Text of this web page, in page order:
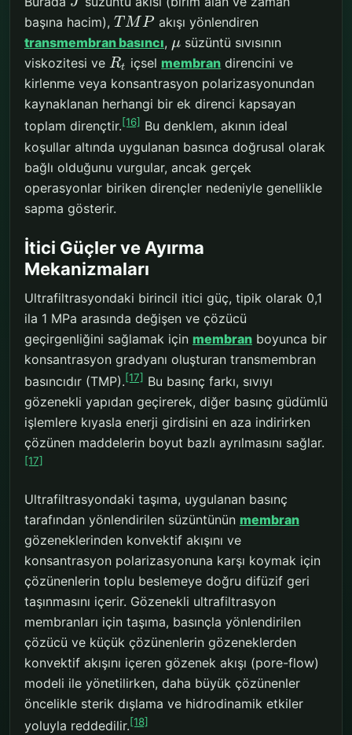
başına hacim), T MP akışı yönlendiren
transmembran basıncı, μsüzüntü sıvısının
viskozitesi ve Rt içsel membran direncini ve
kirlenme veya konsantrasyon polarizasyonundan
kaynaklanan herhangi bir ek direnci kapsayan
toplam dirençtir.[16] Bu denklem, akının ideal
koşullar altında uygulanan basınca doğrusal olarak
bağlı olduğunu vurgular, ancak gerçek
operasyonlar biriken dirençler nedeniyle genellikle
sapma gösterir.
İtici Güçler ve Ayırma
Mekanizmaları
Ultrafiltrasyondaki birincil itici güç, tipik olarak 0,1
ila 1 MPa arasında değişen ve çözücü
geçirgenliğini sağlamak için membran boyunca bir
konsantrasyon gradyanı oluşturan transmembran
basıncıdır (TMP).[17] Bu basınç farkı, sıvıyı
gözenekli yapıdan geçirerek, diğer basınç güdümlü
işlemlere kıyasla enerji girdisini en aza indirirken
çözünen maddelerin boyut bazlı ayrılmasını sağlar.
[17]
Ultrafiltrasyondaki taşıma, uygulanan basınç
tarafından yönlendirilen süzüntünün membran
gözeneklerinden konvektif akışını ve
konsantrasyon polarizasyonuna karşı koymak için
çözünenlerin toplu beslemeye doğru difüzif geri
taşınmasını içerir. Gözenekli ultrafiltrasyon
membranları için taşıma, basınçla yönlendirilen
çözücü ve küçük çözünenlerin gözeneklerden
konvektif akışını içeren gözenek akışı (pore-flow)
modeli ile yönetilirken, daha büyük çözünenler
öncelikle sterik dışlama ve hidrodinamik etkiler
yoluyla reddedilir.[18]